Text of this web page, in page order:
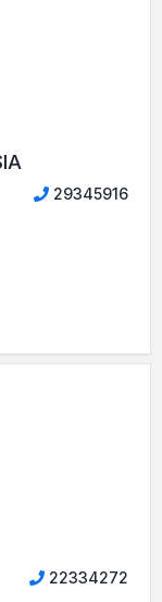
29345916
22334272